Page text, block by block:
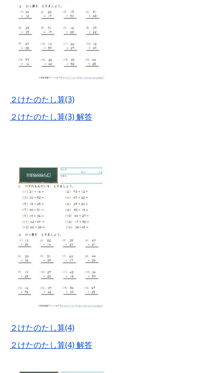
２けたのたし算(3)
２けたのたし算(3) 解答
２けたのたし算(4)
２けたのたし算(4) 解答